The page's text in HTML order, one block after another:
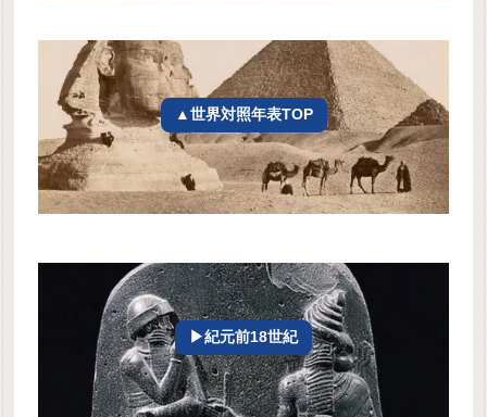
▲世界対照年表TOP
▶紀元前18世紀